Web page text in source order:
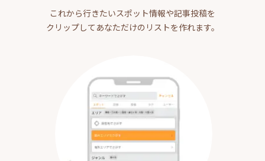
これから行きたいスポット情報や記事投稿を
クリップしてあなただけのリストを作れます。